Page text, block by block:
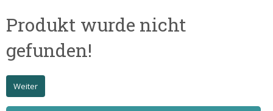
Produkt wurde nicht
gefunden!
Weiter